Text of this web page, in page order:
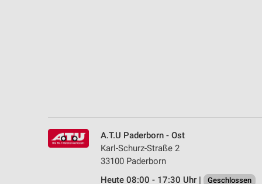
A.T.U Paderborn - Ost
Karl-Schurz-Straße 2
33100 Paderborn
Heute 08:00 - 17:30 Uhr |
Geschlossen
Verwendung genauer Standortdaten
Geräte anhand von aktiv angeforderten Informationen